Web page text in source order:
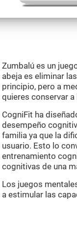
Zumbalú es un
abeja es eliminar
principio, pero a
quieres conservar a
CogniFit ha
desempeño
familia ya que la
usuario. Esto lo
entrenamiento
cognitivas de una
Los juegos
a estimular las